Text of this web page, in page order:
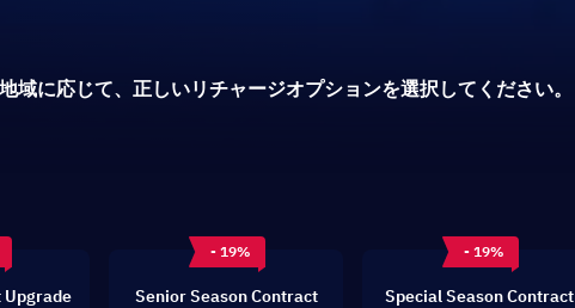
域に応じて、正しいリチャージオプションを選択してください。
Upgrade
- 19%
Senior Season Contract
- 19%
Special Season Contract